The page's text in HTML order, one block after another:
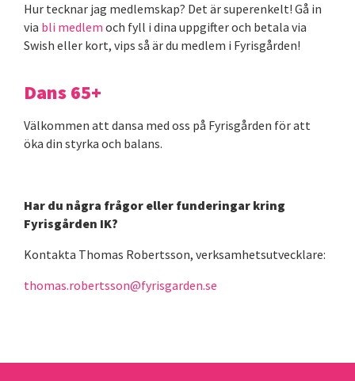
Hur tecknar jag medlemskap? Det är superenkelt! Gå in
via bli medlem och fyll i dina uppgifter och betala via
Swish eller kort, vips så är du medlem i Fyrisgården!
Dans 65+
Välkommen att dansa med oss på Fyrisgården för att
öka din styrka och balans.
Har du några frågor eller funderingar kring
Fyrisgården IK?
Kontakta Thomas Robertsson, verksamhetsutvecklare:
thomas.robertsson@fyrisgarden.se